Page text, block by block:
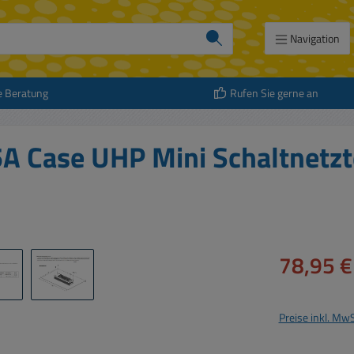
Navigation
Beratung Rufen Sie gerne an
Case UHP Mini
Verkaufspreis:
78,95 €
Preise inkl.